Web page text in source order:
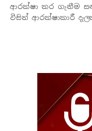
ආරක්ෂා කර ගැනීම
විසින් ආරක්ෂාකාරී